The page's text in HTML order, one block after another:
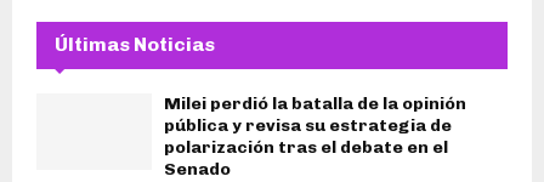
Últimas Noticias
Milei perdió la batalla de la opinión
pública y revisa su estrategia de
polarización tras el debate en el
Senado